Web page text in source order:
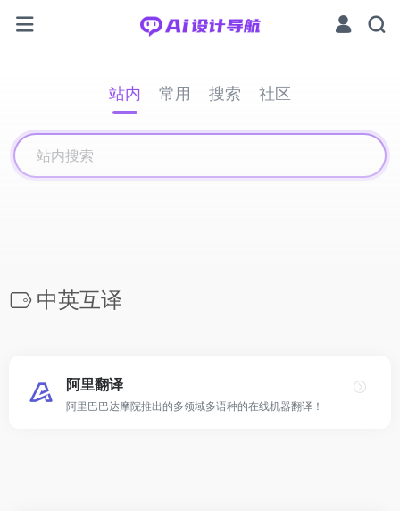
站内 常用 搜索 社区
中英互译
阿里翻译
阿里巴巴达摩院推出的多领域多语种的在线机器翻译！